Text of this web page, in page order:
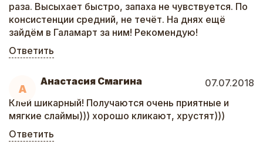
раза. Высыхает быстро, запаха не чувствуется. По
консистенции средний, не течёт. На днях ещё
зайдём в Галамарт за ним! Рекомендую!
Ответить
А
Анастасия Смагина
07.07.2018
Клей шикарный! Получаются очень приятные и
мягкие слаймы))) хорошо кликают, хрустят)))
Ответить